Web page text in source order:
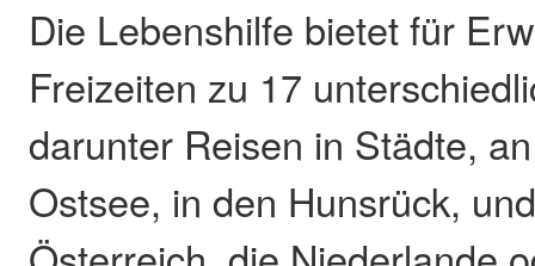
Die Lebenshilfe bietet für
Freizeiten zu 17
darunter Reisen in Städte,
Ostsee, in den Hunsrück,